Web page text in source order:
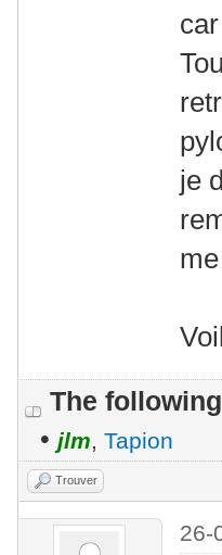
je
The
• jlm, Tapion
Trouver
26-